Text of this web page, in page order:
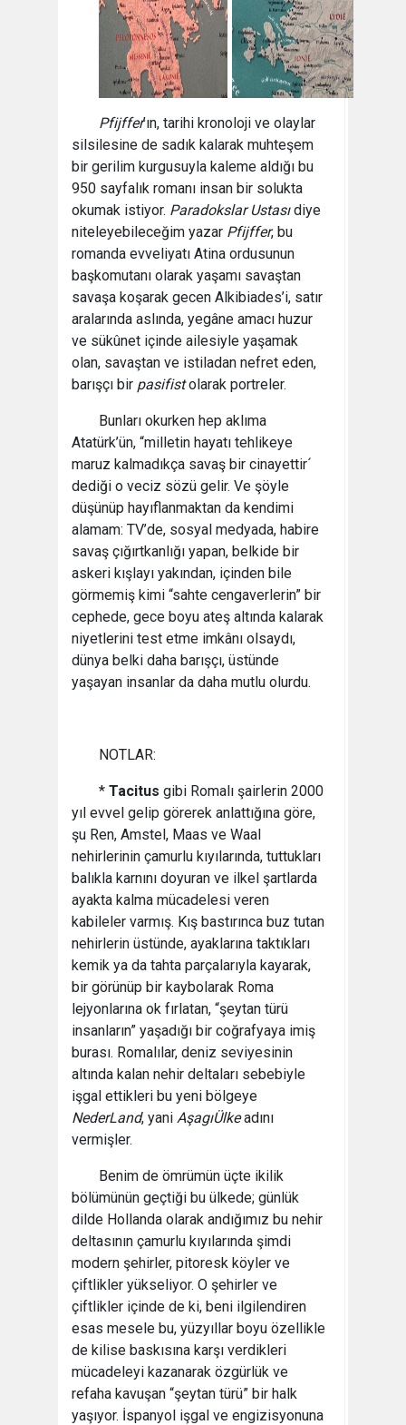
Pfijffer’ın, tarihi kronoloji ve olaylar
silsilesine de sadık kalarak muhteşem
bir gerilim kurgusuyla kaleme aldığı bu
950 sayfalık romanı insan bir solukta
okumak istiyor. Paradokslar Ustasıdiye
niteleyebileceğim yazar Pfijffer, bu
romanda evveliyatı Atina ordusunun
başkomutanı olarak yaşamı savaştan
savaşa koşarak gecen Alkibiades’i, satır
aralarında aslında, yegâne amacı huzur
ve sükûnet içinde ailesiyle yaşamak
olan, savaştan ve istiladan nefret eden,
barışçı bir pasifistolarak portreler.
Bunları okurken hep aklıma
Atatürk’ün, “milletin hayatı tehlikeye
maruz kalmadıkça savaş bir cinayettir´
dediği o veciz sözü gelir. Ve şöyle
düşünüp hayıflanmaktan da kendimi
alamam: TV’de, sosyal medyada, habire
savaş çığırtkanlığı yapan, belkide bir
askeri kışlayı yakından, içinden bile
görmemiş kimi “sahte cengaverlerin” bir
cephede, gece boyu ateş altında kalarak
niyetlerini test etme imkânı olsaydı,
dünya belki daha barışçı, üstünde
yaşayan insanlar da daha mutlu olurdu.
NOTLAR:
* Tacitus gibi Romalı şairlerin 2000
yıl evvel gelip görerek anlattığına göre,
şu Ren, Amstel, Maas ve Waal
nehirlerinin çamurlu kıyılarında, tuttukları
balıkla karnını doyuran ve ilkel şartlarda
ayakta kalma mücadelesi veren
kabileler varmış. Kış bastırınca buz tutan
nehirlerin üstünde, ayaklarına taktıkları
kemik ya da tahta parçalarıyla kayarak,
bir görünüp bir kaybolarak Roma
lejyonlarına ok fırlatan, “şeytan türü
insanların” yaşadığı bir coğrafyaya imiş
burası. Romalılar, deniz seviyesinin
altında kalan nehir deltaları sebebiyle
işgal ettikleri bu yeni bölgeye
NederLand, yani AşagıÜlkeadını
vermişler.
Benim de ömrümün üçte ikilik
bölümünün geçtiği bu ülkede; günlük
dilde Hollanda olarak andığımız bu nehir
deltasının çamurlu kıyılarında şimdi
modern şehirler, pitoresk köyler ve
çiftlikler yükseliyor. O şehirler ve
çiftlikler içinde de ki, beni ilgilendiren
esas mesele bu, yüzyıllar boyu özellikle
de kilise baskısına karşı verdikleri
mücadeleyi kazanarak özgürlük ve
refaha kavuşan “şeytan türü” bir halk
yaşıyor. İspanyol işgal ve engizisyonuna